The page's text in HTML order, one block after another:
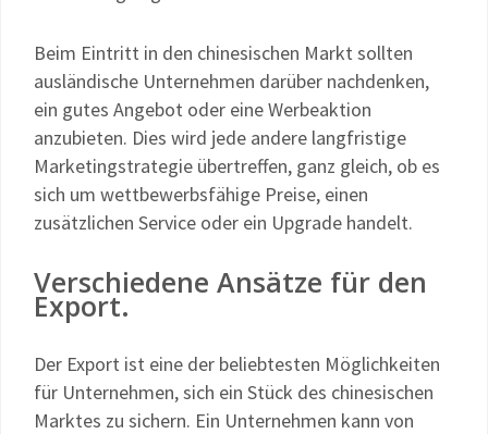
Beim Eintritt in den chinesischen Markt sollten
ausländische Unternehmen darüber nachdenken,
ein gutes Angebot oder eine Werbeaktion
anzubieten. Dies wird jede andere langfristige
Marketingstrategie übertreffen, ganz gleich, ob es
sich um wettbewerbsfähige Preise, einen
zusätzlichen Service oder ein Upgrade handelt.
Verschiedene Ansätze für den
Export.
Der Export ist eine der beliebtesten Möglichkeiten
für Unternehmen, sich ein Stück des chinesischen
Marktes zu sichern. Ein Unternehmen kann von